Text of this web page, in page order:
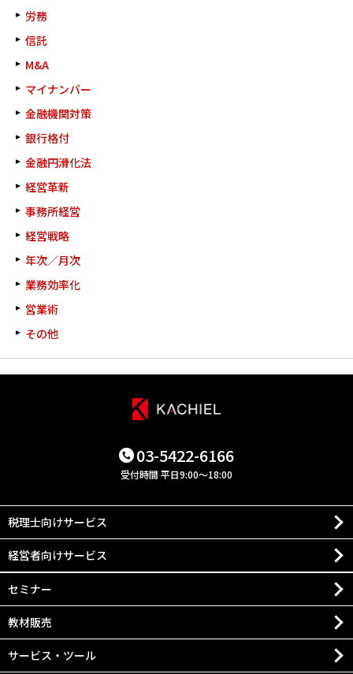
労務
信託
M&A
マイナンバー
金融機関対策
銀行格付
金融円滑化法
経営革新
事務所経営
経営戦略
年次／月次
業務効率化
営業術
その他
03-5422-6166
受付時間 平日9:00～18:00
税理士向けサービス
経営者向けサービス
セミナー
教材販売
サービス・ツール